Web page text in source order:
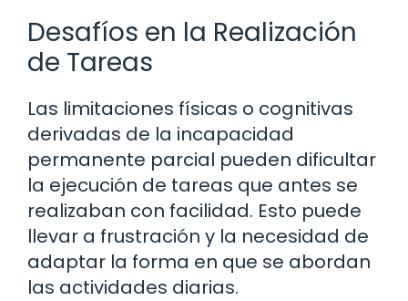
Desafíos en la Realización
de Tareas
Las limitaciones físicas o cognitivas
derivadas de la incapacidad
permanente parcial pueden dificultar
la ejecución de tareas que antes se
realizaban con facilidad. Esto puede
llevar a frustración y la necesidad de
adaptar la forma en que se abordan
las actividades diarias.